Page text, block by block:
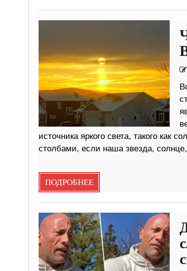
источника яркого света, такого
столбами, если наша звезда, солнце,
ПОДРОБНЕЕ